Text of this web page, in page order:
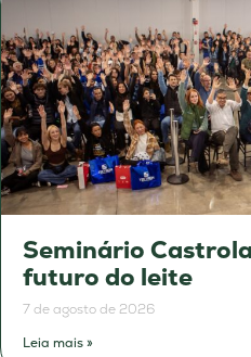
Seminário
futuro do leite
7 de agosto de 2026
Leia mais »